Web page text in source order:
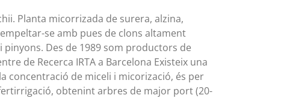
Planta micorrizada de surera, alzina,
se amb pues de clons altament
Des de 1989 som productors de
de Recerca IRTA a Barcelona Existeix una
concentració de miceli i micorizació, és per
obtenint arbres de major port (20-